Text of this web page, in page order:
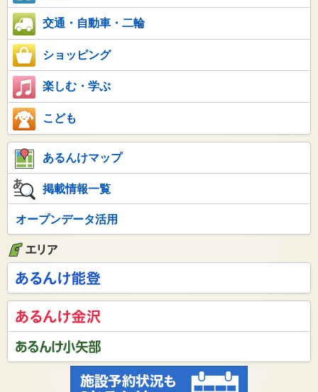
交通・自動車・二輪
ショッピング
楽しむ・学ぶ
こども
あるんけマップ
掲載情報一覧
オープンデータ活用